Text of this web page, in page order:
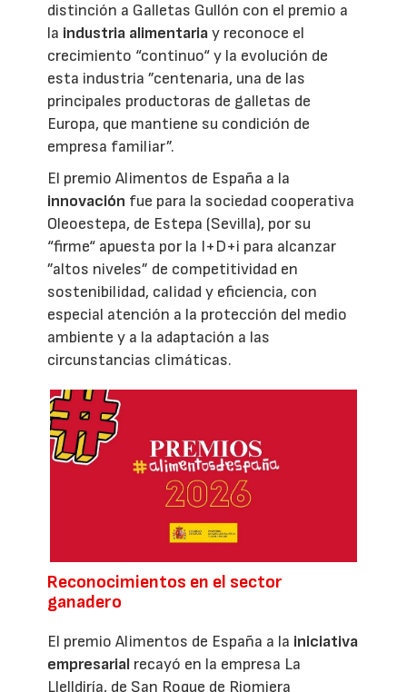
distinción a Galletas Gullón con el premio a
la industria alimentariay reconoce el
crecimiento “continuo“ y la evolución de
esta industria ”centenaria, una de las
principales productoras de galletas de
Europa, que mantiene su condición de
empresa familiar”.
El premio Alimentos de España a la
innovación fue para la sociedad cooperativa
Oleoestepa, de Estepa (Sevilla), por su
“firme“ apuesta por la I+D+i para alcanzar
”altos niveles” de competitividad en
sostenibilidad, calidad y eficiencia, con
especial atención a la protección del medio
ambiente y a la adaptación a las
circunstancias climáticas.
Reconocimientos en el sector
ganadero
El premio Alimentos de España a la iniciativa
empresarial recayó en la empresa La
Llelldiría, de San Roque de Riomiera